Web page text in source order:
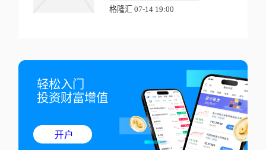
格隆汇 07-14 19:00
轻松入门
投资财富增值
开户